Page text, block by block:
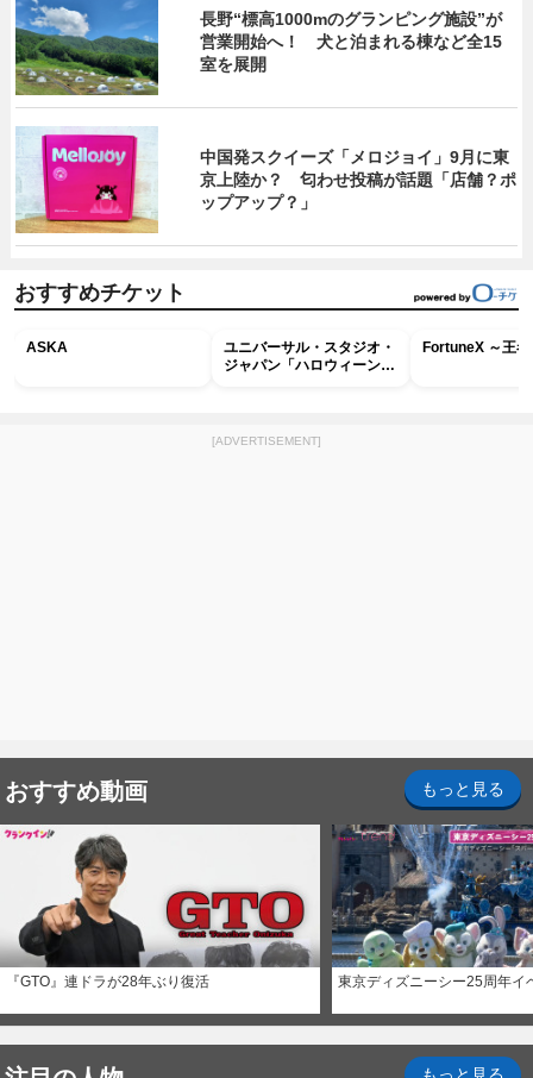
長野“標高1000mのグランピング施設”が
営業開始へ！ 犬と泊まれる棟など全15
室を展開
中国発スクイーズ「メロジョイ」9月に東
京上陸か？ 匂わせ投稿が話題「店舗？ポ
ップアップ？」
おすすめチケット
ASKA
ユニバーサル・スタジオ・
ジャパン「ハロウィーン・
FortuneX ～王
[ADVERTISEMENT]
おすすめ動画 もっと見る
『GTO』連ドラが28年ぶり復活 東京ディズニーシー25周年イ